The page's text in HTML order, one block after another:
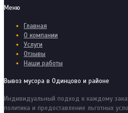
Меню
Главная
О компании
Услуги
Отзывы
Наши работы
Вывоз мусора в Одинцово и районе
Индивидуальный подход к каждому
политика и предоставление льготных